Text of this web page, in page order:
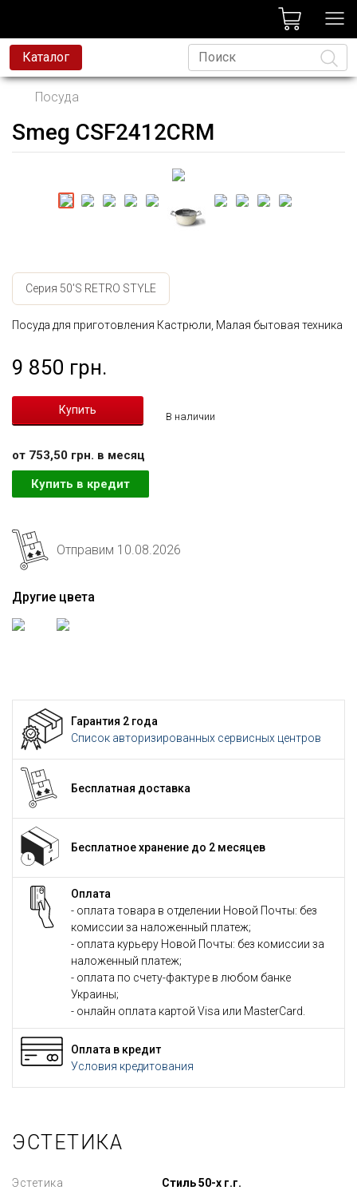
Каталог
Посуда
Smeg CSF2412CRM
Серия 50'S RETRO STYLE
Посуда для приготовления Кастрюли, Малая бытовая техника
9 850 грн.
В наличии
от 753,50 грн. в месяц
Купить в кредит
Отправим 10.08.2026
Другие цвета
Гарантия 2 года
Список авторизированных сервисных центров
Бесплатная доставка
Бесплатное хранение до 2 месяцев
Оплата
- оплата товара в отделении Новой Почты: без
комиссии за наложенный платеж;
- оплата курьеру Новой Почты: без комиссии за
наложенный платеж;
- оплата по счету-фактуре в любом банке
Украины;
- онлайн оплата картой Visa или MasterCard.
Оплата в кредит
Условия кредитования
ЭСТЕТИКА
Эстетика
Стиль 50-х г.г.